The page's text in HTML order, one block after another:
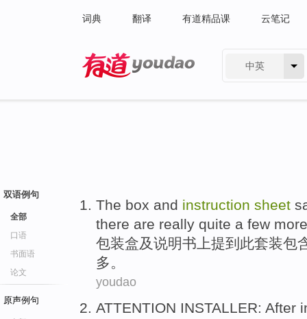
词典 翻译 有道精品课 云笔记
中英
双语例句
全部
口语
书面语
论文
原声例句
The box and instruction sheet
there are really quite a few more
包装盒及说明书 上提到 此套装包
多。
youdao
ATTENTION INSTALLER: After